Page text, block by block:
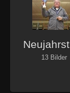
13 Bilder